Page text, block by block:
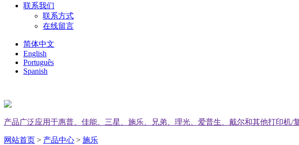
联系我们
联系方式
在线留言
简体中文
English
Português
Spanish
产品广泛应用于惠普、佳能、三星、施乐、兄弟、理光、爱普生、戴尔和其他打印机/
网站首页 > 产品中心 > 施乐